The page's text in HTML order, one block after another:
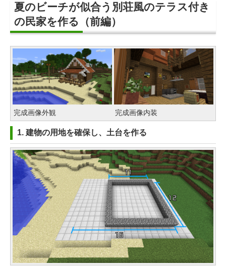
夏のビーチが似合う別荘風のテラス付き
の民家を作る（前編）
完成画像外観 完成画像内装
1. 建物の用地を確保し、土台を作る